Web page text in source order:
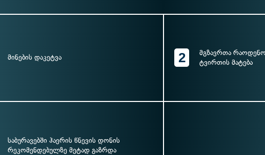
მინების დაკეტვა 2
მგზავრთა
ტვირთის მატება
საბურავებში ჰაერის წნევის დონის
რეკომენდებულზე მეტად გაზრდა